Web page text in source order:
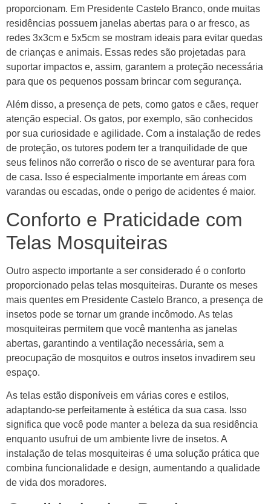
proporcionam. Em Presidente Castelo Branco, onde muitas
residências possuem janelas abertas para o ar fresco, as
redes 3x3cm e 5x5cm se mostram ideais para evitar quedas
de crianças e animais. Essas redes são projetadas para
suportar impactos e, assim, garantem a proteção necessária
para que os pequenos possam brincar com segurança.
Além disso, a presença de pets, como gatos e cães, requer
atenção especial. Os gatos, por exemplo, são conhecidos
por sua curiosidade e agilidade. Com a instalação de redes
de proteção, os tutores podem ter a tranquilidade de que
seus felinos não correrão o risco de se aventurar para fora
de casa. Isso é especialmente importante em áreas com
varandas ou escadas, onde o perigo de acidentes é maior.
Conforto e Praticidade com
Telas Mosquiteiras
Outro aspecto importante a ser considerado é o conforto
proporcionado pelas telas mosquiteiras. Durante os meses
mais quentes em Presidente Castelo Branco, a presença de
insetos pode se tornar um grande incômodo. As telas
mosquiteiras permitem que você mantenha as janelas
abertas, garantindo a ventilação necessária, sem a
preocupação de mosquitos e outros insetos invadirem seu
espaço.
As telas estão disponíveis em várias cores e estilos,
adaptando-se perfeitamente à estética da sua casa. Isso
significa que você pode manter a beleza da sua residência
enquanto usufrui de um ambiente livre de insetos. A
instalação de telas mosquiteiras é uma solução prática que
combina funcionalidade e design, aumentando a qualidade
de vida dos moradores.